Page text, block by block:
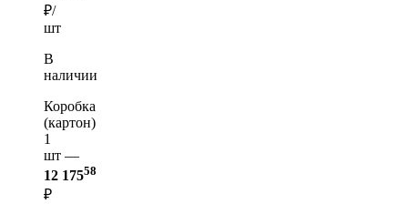
₽/
шт
В
наличии
Коробка
(картон)
1
шт —
12 17558
₽